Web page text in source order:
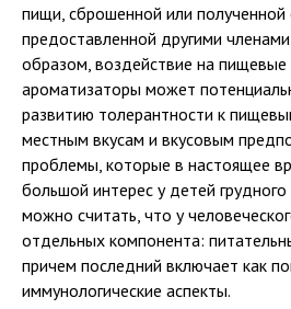
пищи, сброшенной или полученной
предоставленной другими
образом, воздействие на пищевые
ароматизаторы может
развитию толерантности к
местным вкусам и вкусовым
проблемы, которые в настоящее
большой интерес у детей
можно считать, что у
отдельных компонента:
причем последний включает как
иммунологические аспекты.